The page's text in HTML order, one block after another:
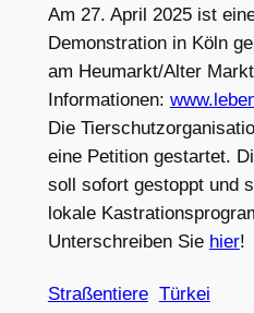
Am 27. April 2025 ist
Demonstration in Köln
am Heumarkt/Alter
Informationen:
Die
eine Petition gestartet.
soll sofort gestoppt und
lokale
Unterschreiben Sie hier!
Straßentiere Türkei